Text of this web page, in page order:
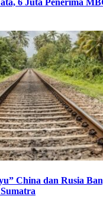
China dan Rusia